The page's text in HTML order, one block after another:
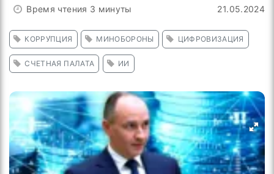
Время чтения 3 минуты 21.05.2024
КОРРУ́ПЦИЯ МИНОБОРОНЫ ЦИФРОВИЗАЦИЯ
СЧЕТНАЯ ПАЛАТА ИИ